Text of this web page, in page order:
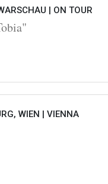
| ON TOUR
WIEN | VIENNA